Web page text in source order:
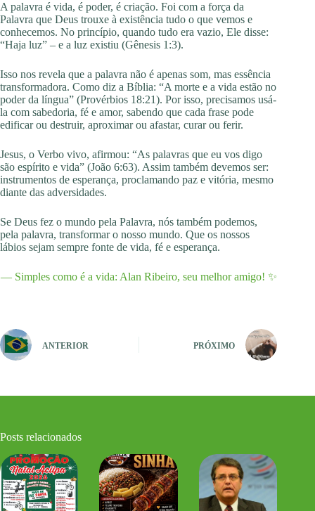
A palavra é vida, é poder, é criação. Foi com a força da
Palavra que Deus trouxe à existência tudo o que vemos e
conhecemos. No princípio, quando tudo era vazio, Ele disse:
“Haja luz” – e a luz existiu (Gênesis 1:3).
Isso nos revela que a palavra não é apenas som, mas essência
transformadora. Como diz a Bíblia: “A morte e a vida estão no
poder da língua” (Provérbios 18:21). Por isso, precisamos usá-
la com sabedoria, fé e amor, sabendo que cada frase pode
edificar ou destruir, aproximar ou afastar, curar ou ferir.
Jesus, o Verbo vivo, afirmou: “As palavras que eu vos digo
são espírito e vida” (João 6:63). Assim também devemos ser:
instrumentos de esperança, proclamando paz e vitória, mesmo
diante das adversidades.
Se Deus fez o mundo pela Palavra, nós também podemos,
pela palavra, transformar o nosso mundo. Que os nossos
lábios sejam sempre fonte de vida, fé e esperança.
— Simples como é a vida: Alan Ribeiro, seu melhor amigo! ✨
ANTERIOR PRÓXIMO
Posts relacionados